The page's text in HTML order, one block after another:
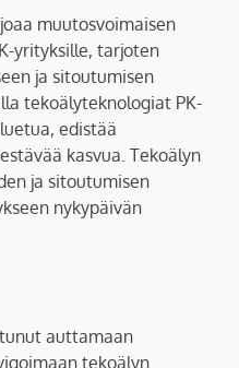
muutosvoimaisen
yrityksille, tarjoten
ja sitoutumisen
tekoälyteknologiat PK-
edistää
kasvua. Tekoälyn
ja sitoutumisen
nykypäivän
auttamaan
tekoälyn